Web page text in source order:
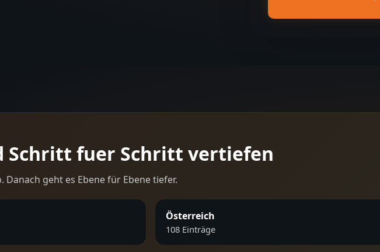
Schritt fuer Schritt vertiefen
geht es Ebene für Ebene tiefer.
Österreich
108 Einträge